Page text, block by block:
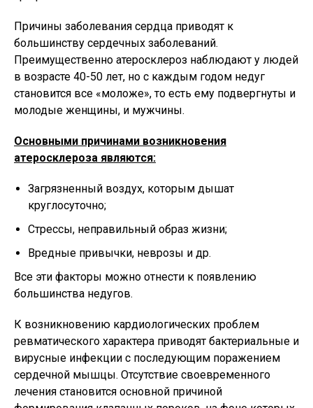
Причины заболевания сердца приводят к
большинству сердечных заболеваний.
Преимущественно атеросклероз наблюдают у людей
в возрасте 40-50 лет, но с каждым годом недуг
становится все «моложе», то есть ему подвергнуты и
молодые женщины, и мужчины.
Основными причинами возникновения
атеросклероза являются:
Загрязненный воздух, которым дышат
круглосуточно;
Стрессы, неправильный образ жизни;
Вредные привычки, неврозы и др.
Все эти факторы можно отнести к появлению
большинства недугов.
К возникновению кардиологических проблем
ревматического характера приводят бактериальные и
вирусные инфекции с последующим поражением
сердечной мышцы. Отсутствие своевременного
лечения становится основной причиной